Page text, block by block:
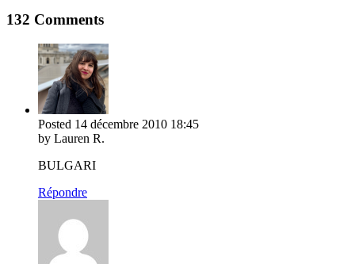
132 Comments
Posted 14 décembre 2010 18:45
by Lauren R.
BULGARI
Répondre